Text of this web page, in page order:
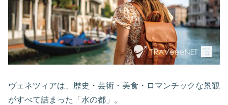
ヴェネツィアは、歴史・芸術・美食・ロマンチックな景観
がすべて詰まった「水の都」。